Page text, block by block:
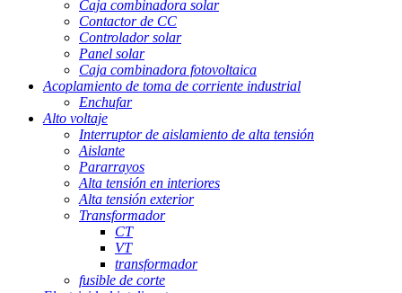
Caja combinadora solar
Contactor de CC
Controlador solar
Panel solar
Caja combinadora fotovoltaica
Acoplamiento de toma de corriente industrial
Enchufar
Alto voltaje
Interruptor de aislamiento de alta tensión
Aislante
Pararrayos
Alta tensión en interiores
Alta tensión exterior
Transformador
CT
VT
transformador
fusible de corte